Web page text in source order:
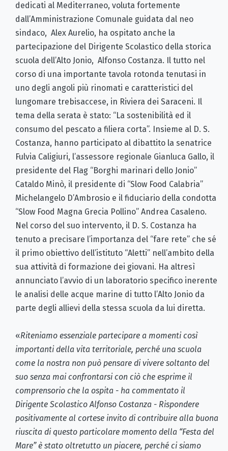
dedicati al Mediterraneo, voluta fortemente
dall’Amministrazione Comunale guidata dal neo
sindaco, Alex Aurelio, ha ospitato anche la
partecipazione del Dirigente Scolastico della storica
scuola dell’Alto Jonio, Alfonso Costanza. Il tutto nel
corso di una importante tavola rotonda tenutasi in
uno degli angoli più rinomati e caratteristici del
lungomare trebisaccese, in Riviera dei Saraceni. Il
tema della serata è stato: “La sostenibilità ed il
consumo del pescato a filiera corta”. Insieme al D. S.
Costanza, hanno participato al dibattito la senatrice
Fulvia Caligiuri, l’assessore regionale Gianluca Gallo, il
presidente del Flag “Borghi marinari dello Jonio”
Cataldo Minò, il presidente di “Slow Food Calabria”
Michelangelo D’Ambrosio e il fiduciario della condotta
“Slow Food Magna Grecia Pollino” Andrea Casaleno.
Nel corso del suo intervento, il D. S. Costanza ha
tenuto a precisare l’importanza del “fare rete” che sé
il primo obiettivo dell’istituto “Aletti” nell’ambito della
sua attività di formazione dei giovani. Ha altresì
annunciato l’avvio di un laboratorio specifico inerente
le analisi delle acque marine di tutto l’Alto Jonio da
parte degli allievi della stessa scuola da lui diretta.
«Riteniamo essenziale partecipare a momenti così
importanti della vita territoriale, perché una scuola
come la nostra non può pensare di vivere soltanto del
suo senza mai confrontarsi con ciò che esprime il
comprensorio che la ospita - ha commentato il
Dirigente Scolastico Alfonso Costanza - Rispondere
positivamente al cortese invito di contribuire alla buona
riuscita di questo particolare momento della “Festa del
Mare” è stato oltretutto un piacere, perché ci siamo